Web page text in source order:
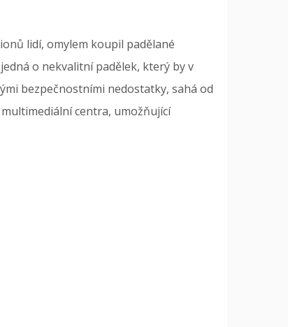
lidí, omylem koupil padělané
o nekvalitní padělek, který by v
bezpečnostními nedostatky, sahá od
centra, umožňující